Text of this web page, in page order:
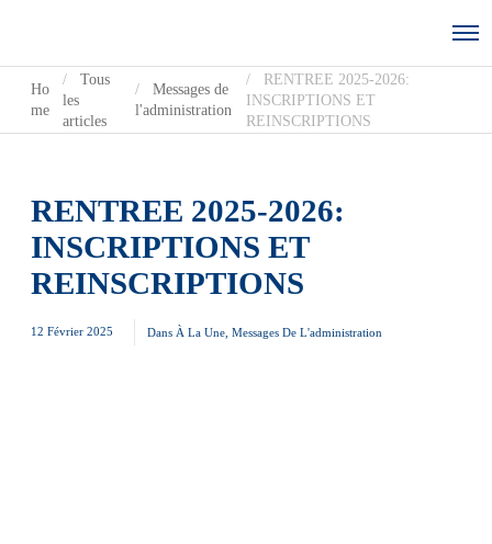
Ho
me
Tous
les
articles
Messages de
l'administration
RENTREE 2025-2026:
INSCRIPTIONS ET
REINSCRIPTIONS
RENTREE 2025-2026:
INSCRIPTIONS ET
REINSCRIPTIONS
12 Février 2025 Dans À La Une Messages De L'administration